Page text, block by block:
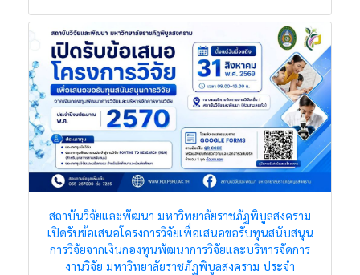
สถาบันวิจัยและพัฒนา มหาวิทยาลัยราชภัฏพิบูลสงคราม
เปิดรับข้อเสนอโครงการวิจัยเพื่อเสนอขอรับทุนสนับสนุน
การวิจัยจากเงินกองทุนพัฒนาการวิจัยและบริหารจัดการ
งานวิจัย มหาวิทยาลัยราชภัฏพิบูลสงคราม ประจำ